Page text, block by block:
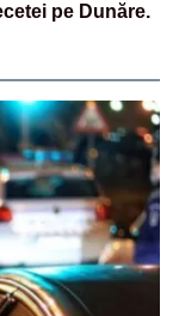
pe Dunăre.